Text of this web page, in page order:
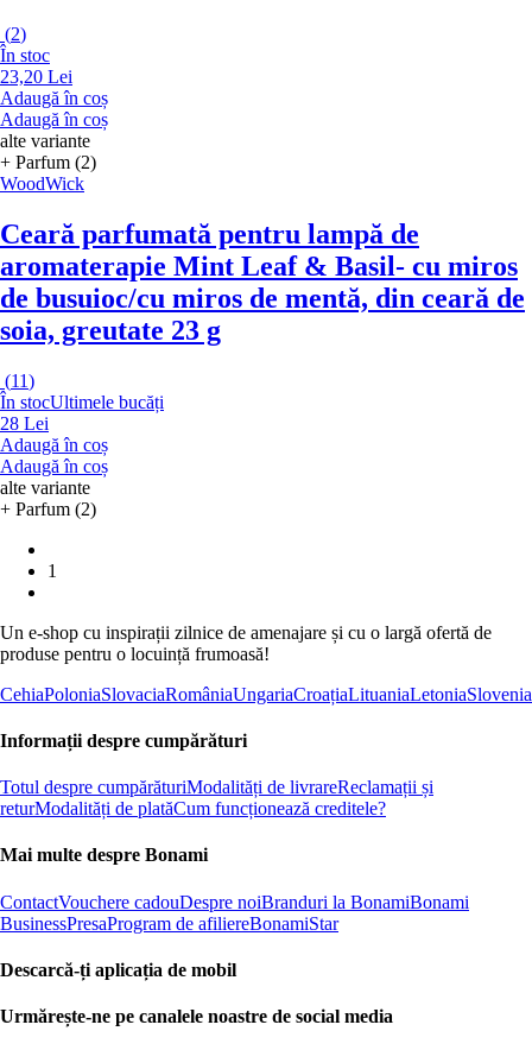
(2)
În stoc
23,20 Lei
Adaugă în coș
Adaugă în coș
alte variante
+ Parfum (2)
WoodWick
Ceară parfumată pentru lampă de
aromaterapie Mint Leaf & Basil- cu miros
de busuioc/cu miros de mentă, din ceară de
soia, greutate 23 g
(11)
În stocUltimele bucăți
28 Lei
Adaugă în coș
Adaugă în coș
alte variante
+ Parfum (2)
1
Un e-shop cu inspirații zilnice de amenajare și cu o largă ofertă de
produse pentru o locuință frumoasă!
CehiaPoloniaSlovaciaRomâniaUngariaCroațiaLituaniaLetoniaSlovenia
Informații despre cumpărături
Totul despre cumpărăturiModalități de livrareReclamații și
returModalități de platăCum funcționează creditele?
Mai multe despre Bonami
ContactVouchere cadouDespre noiBranduri la BonamiBonami
BusinessPresaProgram de afiliereBonamiStar
Descarcă-ți aplicația de mobil
Urmărește-ne pe canalele noastre de social media